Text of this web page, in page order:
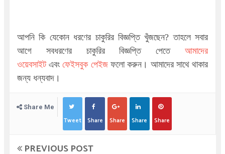
আপনি কি যেকোন ধরণের চাকুরির বিজ্ঞপ্তি খুঁজছেন?তাহলে সবার
আগে সবধরণের চাকুরির বিজ্ঞপ্তি পেতে
আমাদের
ওয়েবসাইট এবংফেইসবুক পেইজফলো করুন। আমাদের সাথে থাকার
জন্য ধন্যবাদ।
Share Me
Tweet Share Share Share Share
PREVIOUS POST